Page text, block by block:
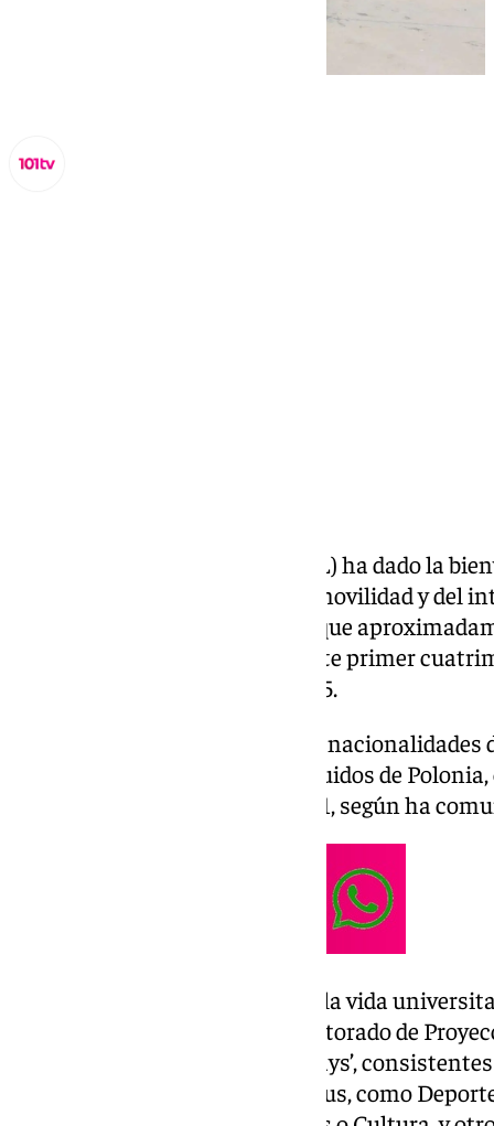
(UAL) ha dado la
alumnos de sus programas de movilidad y del
de la alianza ‘UNIgreen’, de los que
el resto son nacionales, para este primer
estarán todo el curso 2024/2025.
Los alumnos ostentan unas 40
proceden de Italia, con 108; seguidos de
Francia, con 57; y México, con 41, según ha
Para facilitar su integración en la vida
geográfico y cultural, el Vicerrectorado de
organizado los ‘Orientations Days’,
básica sobre servicios del campus, como